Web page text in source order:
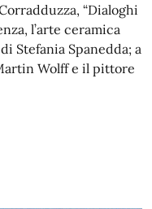
“Dialoghi
l’arte ceramica
Stefania Spanedda; a
Wolff e il pittore